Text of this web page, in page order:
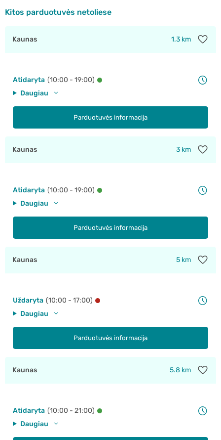
Kitos parduotuvės netoliese
Kaunas 1.3 km
Atidaryta (10:00 - 19:00)
Daugiau
Parduotuvės informacija
Kaunas 3 km
Atidaryta (10:00 - 19:00)
Daugiau
Parduotuvės informacija
Kaunas 5 km
Uždaryta (10:00 - 17:00)
Daugiau
Parduotuvės informacija
Kaunas 5.8 km
Atidaryta (10:00 - 21:00)
Daugiau